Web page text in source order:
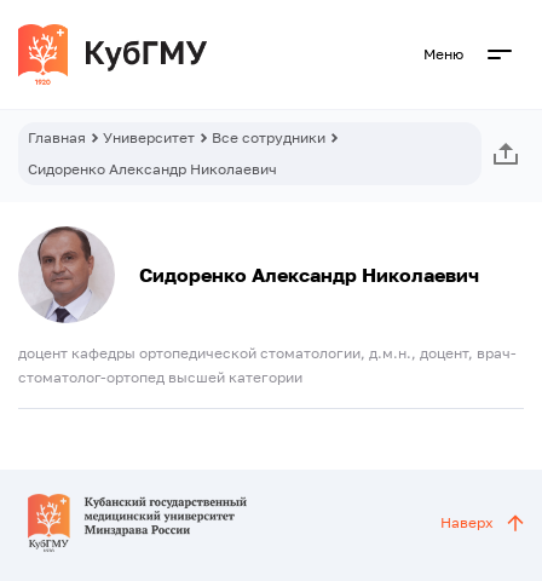
Меню
Главная Университет
Все сотрудники
Сидоренко Александр Николаевич
Сидоренко Александр Николаевич
доцент кафедры ортопедической стоматологии, д.м.н., доцент, врач-
стоматолог-ортопед высшей категории
Наверх